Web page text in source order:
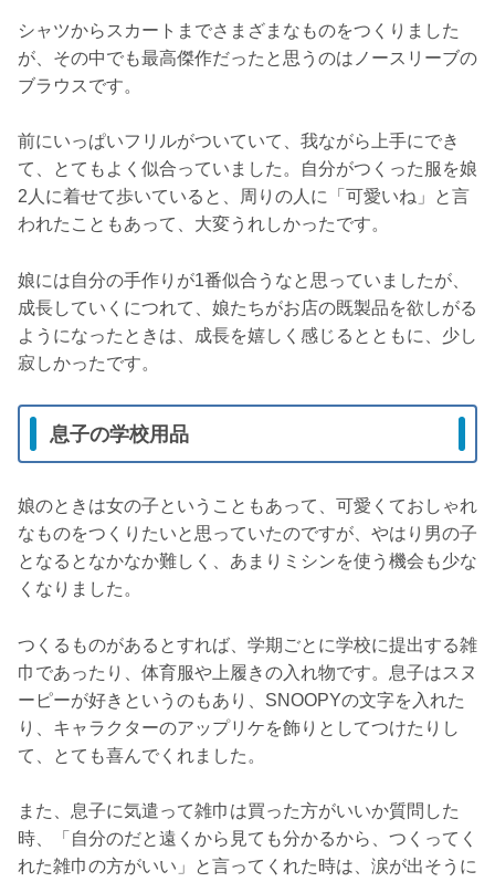
シャツからスカートまでさまざまなものをつくりました
が、その中でも最高傑作だったと思うのはノースリーブの
ブラウスです。
前にいっぱいフリルがついていて、我ながら上手にでき
て、とてもよく似合っていました。自分がつくった服を娘
2人に着せて歩いていると、周りの人に「可愛いね」と言
われたこともあって、大変うれしかったです。
娘には自分の手作りが1番似合うなと思っていましたが、
成長していくにつれて、娘たちがお店の既製品を欲しがる
ようになったときは、成長を嬉しく感じるとともに、少し
寂しかったです。
息子の学校用品
娘のときは女の子ということもあって、可愛くておしゃれ
なものをつくりたいと思っていたのですが、やはり男の子
となるとなかなか難しく、あまりミシンを使う機会も少な
くなりました。
つくるものがあるとすれば、学期ごとに学校に提出する雑
巾であったり、体育服や上履きの入れ物です。息子はスヌ
ーピーが好きというのもあり、SNOOPYの文字を入れた
り、キャラクターのアップリケを飾りとしてつけたりし
て、とても喜んでくれました。
また、息子に気遣って雑巾は買った方がいいか質問した
時、「自分のだと遠くから見ても分かるから、つくってく
れた雑巾の方がいい」と言ってくれた時は、涙が出そうに